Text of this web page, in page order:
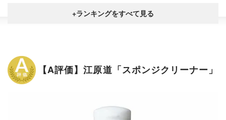
【A評価】江原道「スポンジクリーナー」